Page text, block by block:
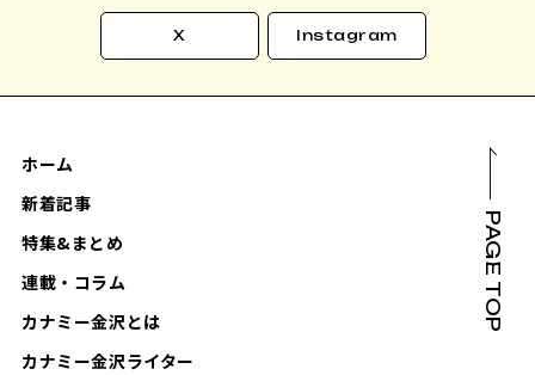
X Instagram
ホーム
新着記事
特集&まとめ
連載・コラム
カナミー金沢とは
カナミー金沢ライター
PAGE TOP